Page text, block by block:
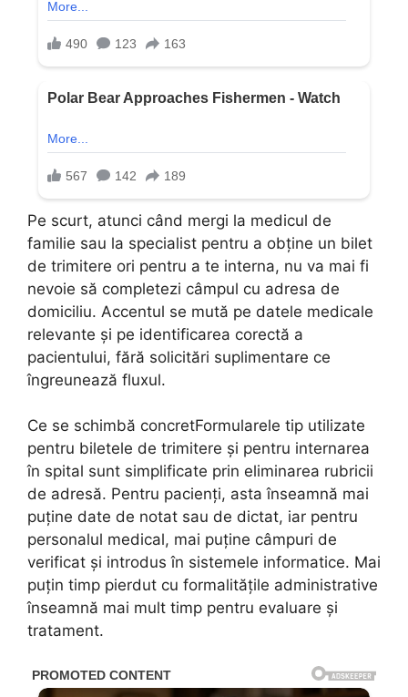
Pe scurt, atunci când mergi la medicul de
familie sau la specialist pentru a obține un bilet
de trimitere ori pentru a te interna, nu va mai fi
nevoie să completezi câmpul cu adresa de
domiciliu. Accentul se mută pe datele medicale
relevante și pe identificarea corectă a
pacientului, fără solicitări suplimentare ce
îngreunează fluxul.
Ce se schimbă concretFormularele tip utilizate
pentru biletele de trimitere și pentru internarea
în spital sunt simplificate prin eliminarea rubricii
de adresă. Pentru pacienți, asta înseamnă mai
puține date de notat sau de dictat, iar pentru
personalul medical, mai puține câmpuri de
verificat și introdus în sistemele informatice. Mai
puțin timp pierdut cu formalitățile administrative
înseamnă mai mult timp pentru evaluare și
tratament.